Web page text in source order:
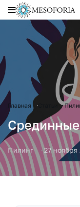
Главная
Пилинг 27 ноября